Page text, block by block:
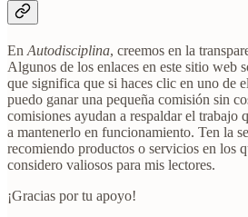
En Autodisciplina, creemos en la
Algunos de los enlaces en este sitio web
que significa que si haces clic en uno de
puedo ganar una pequeña comisión sin
comisiones ayudan a respaldar el trabajo
a mantenerlo en funcionamiento. Ten la
recomiendo productos o servicios en los
considero valiosos para mis lectores.
¡Gracias por tu apoyo!